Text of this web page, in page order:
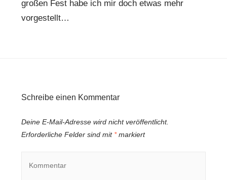
großen Fest habe ich mir doch etwas mehr
vorgestellt…
Schreibe einen Kommentar
Deine E-Mail-Adresse wird nicht veröffentlicht.
Erforderliche Felder sind mit *markiert